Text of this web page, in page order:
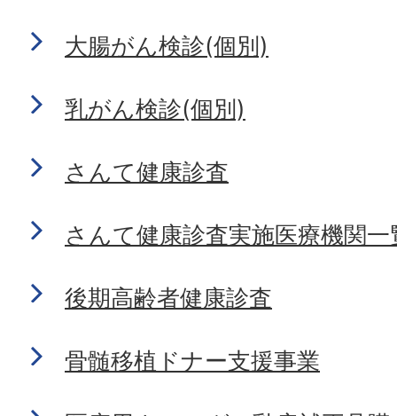
大腸がん検診(個別)
乳がん検診(個別)
さんて健康診査
さんて健康診査実施医療機関一
後期高齢者健康診査
骨髄移植ドナー支援事業